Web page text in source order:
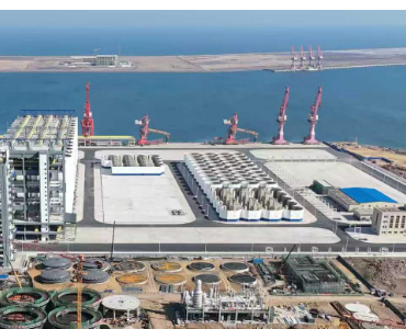
「中國機場魅力指數」
上游核心零部件廠商具備優勢
場航文旅融合出新出彩
大連太平灣植物蛋白加工項目穩步推進
針對11名高官和3家政府機構
特種作業比武淬鍊產業工人鐵軍